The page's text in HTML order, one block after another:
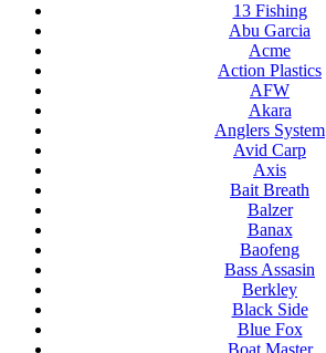
13 Fishing
Abu Garcia
Acme
Action Plastics
AFW
Akara
Anglers System
Avid Carp
Axis
Bait Breath
Balzer
Banax
Baofeng
Bass Assasin
Berkley
Black Side
Blue Fox